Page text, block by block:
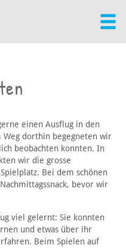
einen Ausflug in den
dorthin begegneten wir
beobachten konnten. In
wir die grosse
Bei dem schönen
bevor wir
viel gelernt: Sie konnten
und etwas über ihr
Beim Spielen auf